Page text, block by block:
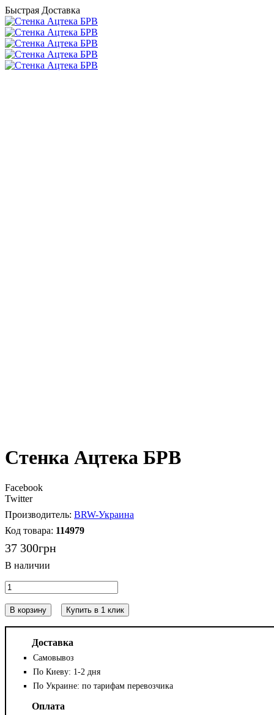
Быстрая Доставка
Стенка Ацтека БРВ
Facebook
Twitter
BRW-Украина
114979
37 300грн
В корзину Купить в 1 клик
Доставка
Самовывоз
По Киеву: 1-2 дня
По Украине: по тарифам перевозчика
Оплата